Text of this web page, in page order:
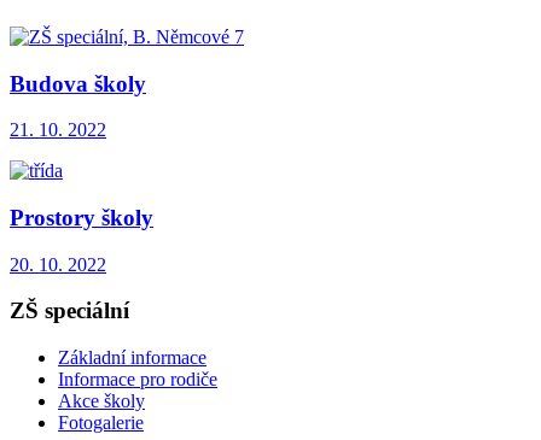
Budova školy
21. 10. 2022
Prostory školy
20. 10. 2022
ZŠ speciální
Základní informace
Informace pro rodiče
Akce školy
Fotogalerie